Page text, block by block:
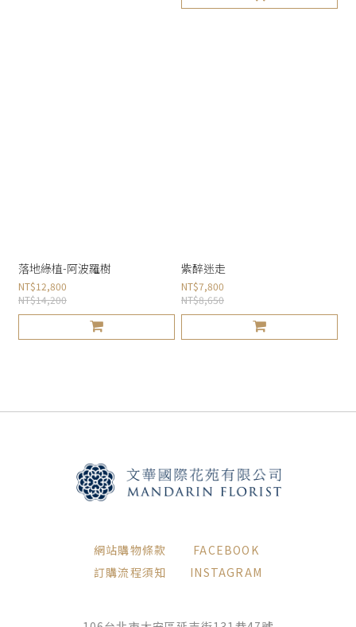
落地綠植-阿波羅樹
NT$12,800
NT$14,200
紫醉迷走
NT$7,800
NT$8,650
網站購物條款
訂購流程須知
FACEBOOK
INSTAGRAM